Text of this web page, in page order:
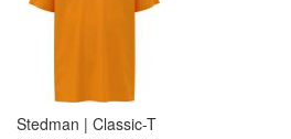
Stedman | Classic-T